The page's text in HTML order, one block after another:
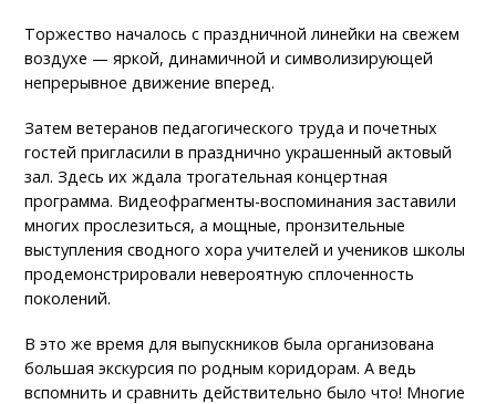
Торжество началось с праздничной линейки на свежем
воздухе — яркой, динамичной и символизирующей
непрерывное движение вперед.
Затем ветеранов педагогического труда и почетных
гостей пригласили в празднично украшенный актовый
зал. Здесь их ждала трогательная концертная
программа. Видеофрагменты-воспоминания заставили
многих прослезиться, а мощные, пронзительные
выступления сводного хора учителей и учеников школы
продемонстрировали невероятную сплоченность
поколений.
В это же время для выпускников была организована
большая экскурсия по родным коридорам. А ведь
вспомнить и сравнить действительно было что! Многие